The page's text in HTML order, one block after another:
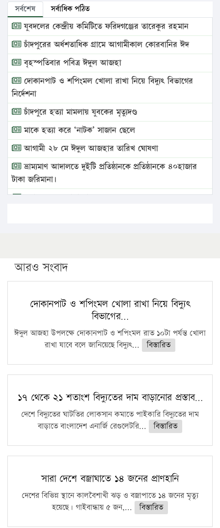
সর্বশেষ সর্বাধিক পঠিত
যুবদলের কেন্দ্রীয় কমিটিতে ফরিদগঞ্জের তারেকুর রহমান
চাঁদপুরের অর্ধশতাধিক গ্রামে আগামীকাল কোরবানির ঈদ
বৃহস্পতিবার পবিত্র ঈদুল আজহা
দোকানপাট ও শপিংমল খোলা রাখা নিয়ে বিদ্যুৎ বিভাগের
নির্দেশনা
চাঁদপুরে হত্যা মামলায় যুবকের মৃত্যুদণ্ড
মাকে হত্যা করে ‘নাটক’ সাজান ছেলে
আগামী ২৮ মে ঈদুল আজহার তারিখ ঘোষণা
ভ্রাম্যমাণ আদালতে দুইটি প্রতিষ্ঠানকে প্রতিষ্ঠানকে ৪০হাজার
টাকা জরিমানা।
এবার লঞ্চের ভাড়া বাড়ল
পিএইচডি করছেন কুয়েটের কৃতি…
সারা দেশে বজ্রাঘাতে ১৪ জনের প্রাণহানি
কঠোর হচ্ছে এসএসসি ও এইচএসসি পরীক্ষা
ফরিদগঞ্জে আগুনে পুড়লো ৬ ব্যবসা প্রতিষ্ঠান
আরও সংবাদ
দোকানপাট ও শপিংমল খোলা রাখা নিয়ে বিদ্যুৎ
বিভাগের…
ঈদুল আজহা উপলক্ষে দোকানপাট ও শপিংমল রাত ১০টা পর্যন্ত খোলা
রাখা যাবে বলে জানিয়েছে বিদ্যুৎ...
বিস্তারিত
১৭ থেকে ২১ শতাংশ বিদ্যুতের দাম বাড়ানোর প্রস্তাব…
দেশে বিদ্যুতের ঘাটতির লোকসান কমাতে পাইকারি বিদ্যুতের দাম
বাড়াতে বাংলাদেশ এনার্জি রেগুলেটরি...
বিস্তারিত
সারা দেশে বজ্রাঘাতে ১৪ জনের প্রাণহানি
দেশের বিভিন্ন স্থানে কালবৈশাখী ঝড় ও বজ্রাপাতে ১৪ জনের মৃত্যু
হয়েছে। গাইবান্ধায় ৫ জন,...
বিস্তারিত